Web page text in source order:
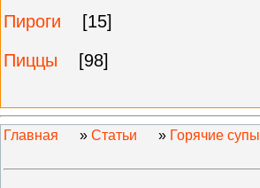
Пироги
[15]
Пиццы
[98]
Главная » Статьи » Горячие супы